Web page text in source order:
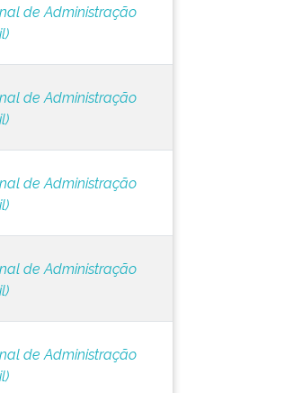
de Administração
de Administração
de Administração
de Administração
de Administração